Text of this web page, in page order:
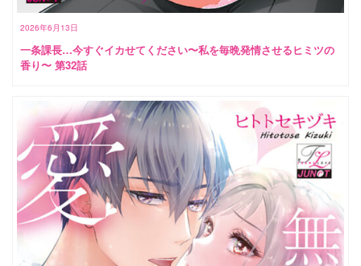
2026年6月13日
一条課長…今すぐイカせてください〜私を毎晩発情させるヒミツの
香り〜 第32話